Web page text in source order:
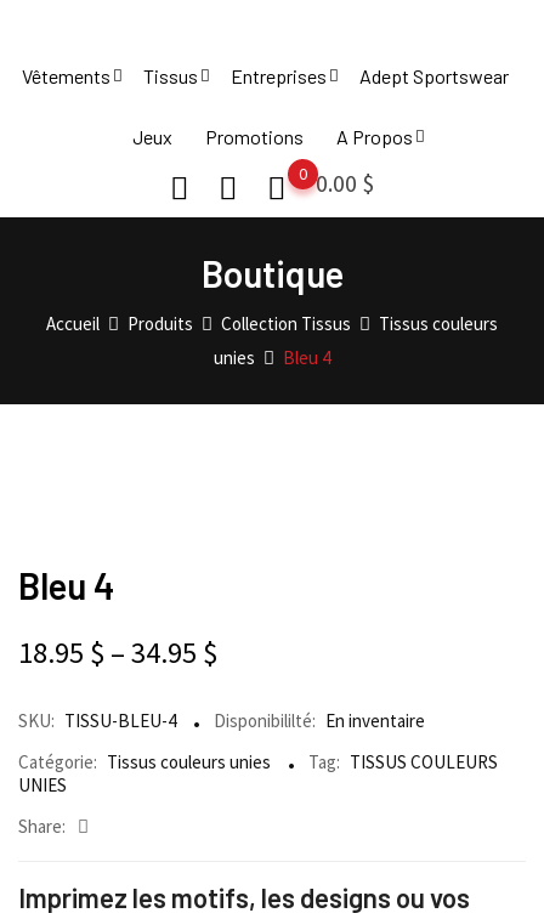
content
Vêtements Tissus Entreprises Adept Sportswear
Jeux Promotions A Propos
0.00 $
0
Boutique
Accueil Produits Collection Tissus
Tissus couleurs
unies
Bleu 4
Bleu 4
18.95 $ –34.95 $
SKU: TISSU-BLEU-4 Disponibililté: En inventaire
Catégorie: Tissus couleurs unies Tag: TISSUS COULEURS
UNIES
Share:
Imprimez les motifs, les designs ou vos